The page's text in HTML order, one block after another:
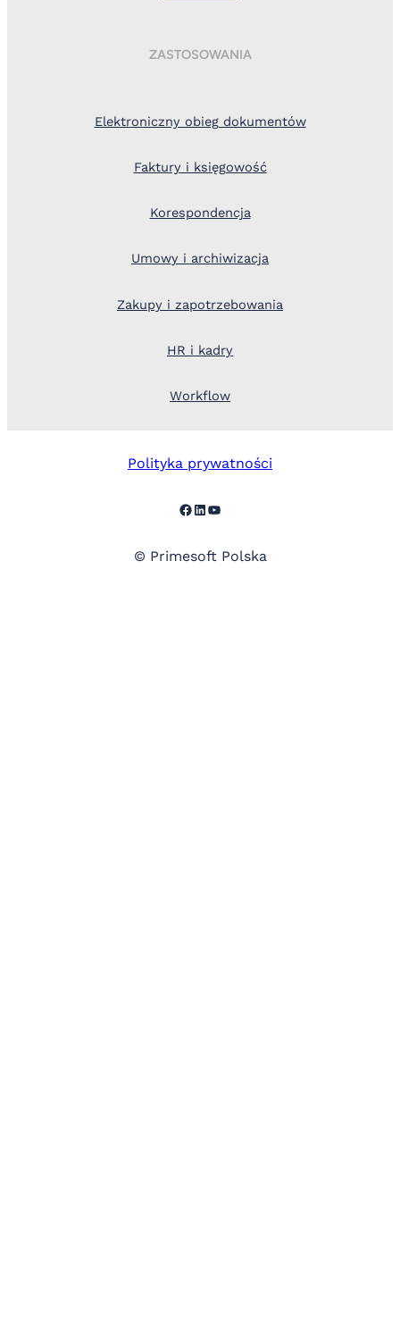
ZASTOSOWANIA
Elektroniczny obieg dokumentów
Faktury i księgowość
Korespondencja
Umowy i archiwizacja
Zakupy i zapotrzebowania
HR i kadry
Workflow
Polityka prywatności
Facebook
LinkedIn
YouTube
© Primesoft Polska